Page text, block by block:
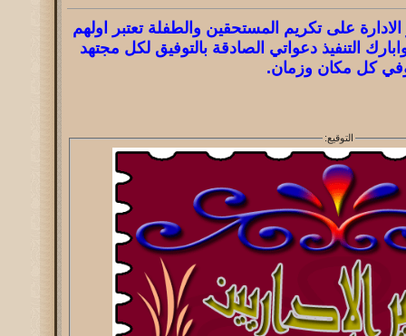
على تكريم المستحقين والطفلة تعتبر اولهم
التنفيذ دعواتي الصادقة بالتوفيق لكل مجتهد
كل مكان وزمان.
التوقيع: